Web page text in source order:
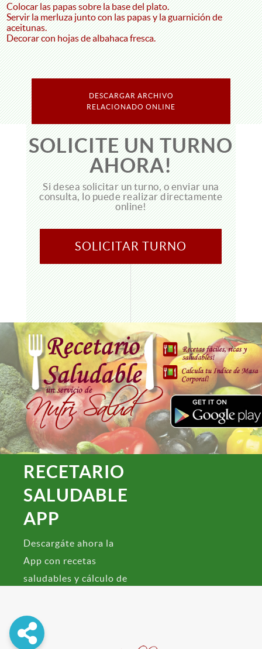
Colocar las papas sobre la base del plato.
Servir la merluza junto con las papas y la guarnición de
aceitunas.
Decorar con hojas de albahaca fresca.
DESCARGAR ARCHIVO
RELACIONADO ONLINE
SOLICITE UN TURNO
AHORA!
Si desea solicitar un turno, o enviar una
consulta, lo puede realizar directamente
online!
SOLICITAR TURNO
RECETARIO
SALUDABLE
APP
Descargáte ahora la
App con recetas
saludables y cálculo de
Corporal!
Descargar Ahora